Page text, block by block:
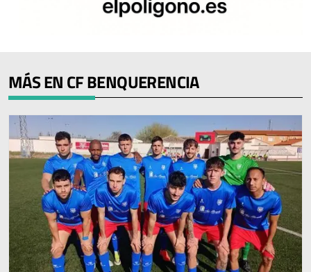
MÁS EN CF BENQUERENCIA